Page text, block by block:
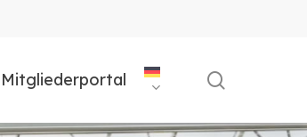
Mitgliederportal